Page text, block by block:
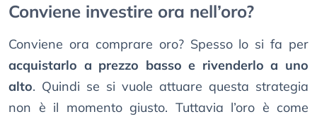
Conviene investire ora nell’oro?
Conviene ora comprare oro? Spesso lo si fa per
acquistarlo a prezzo basso e rivenderlo a uno
alto. Quindi se si vuole attuare questa strategia
non è il momento giusto. Tuttavia l’oro è come